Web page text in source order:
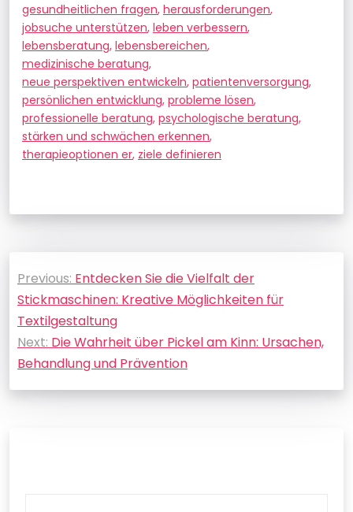
gesundheitlichen fragen, herausforderungen,
jobsuche unterstützen, leben verbessern,
lebensberatung, lebensbereichen,
medizinische beratung,
neue perspektiven entwickeln, patientenversorgung,
persönlichen entwicklung, probleme lösen,
professionelle beratung, psychologische beratung,
stärken und schwächen erkennen,
therapieoptionen er, ziele definieren
Beitragsnavigation
Previous: Entdecken Sie die Vielfalt der
Stickmaschinen: Kreative Möglichkeiten für
Textilgestaltung
Next: Die Wahrheit über Pickel am Kinn: Ursachen,
Behandlung und Prävention